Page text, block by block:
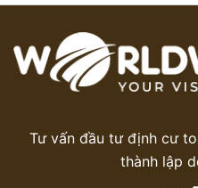
Tư vấn đầu tư định cư
thành lập